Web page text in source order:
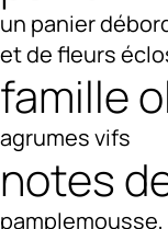
un panier
et de fleurs
famille
agrumes vifs
notes